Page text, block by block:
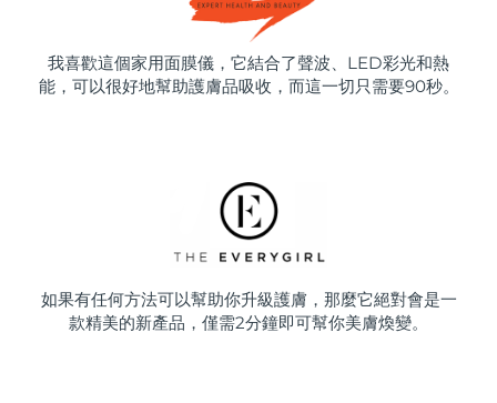
我喜歡這個家用面膜儀，它結合了聲波、LED彩光和熱
能，可以很好地幫助護膚品吸收，而這一切只需要90秒。
如果有任何方法可以幫助你升級護膚，那麼它絕對會是一
款精美的新產品，僅需2分鐘即可幫你美膚煥變。